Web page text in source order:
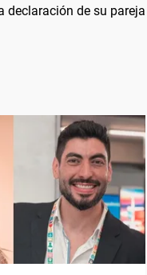
declaración de su pareja